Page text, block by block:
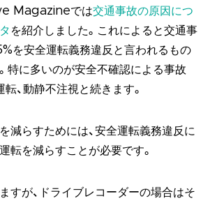
Magazineでは交通事故の原因につ
を紹介しました。これによると交通事
を安全運転義務違反と言われるもの
特に多いのが安全不確認による事故
転、動静不注視と続きます。
減らすためには、安全運転義務違反に
転を減らすことが必要です。
すが、ドライブレコーダーの場合はそ